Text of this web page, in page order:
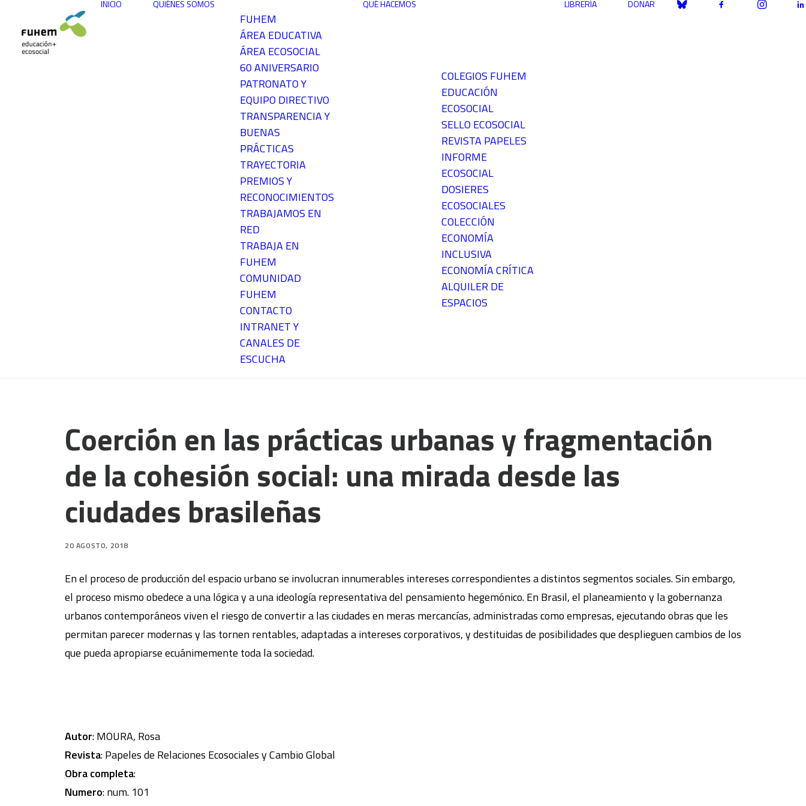
INICIO QUIÉNES SOMOS
FUHEM
ÁREA EDUCATIVA
ÁREA ECOSOCIAL
60 ANIVERSARIO
PATRONATO Y
EQUIPO DIRECTIVO
TRANSPARENCIA Y
BUENAS
PRÁCTICAS
TRAYECTORIA
PREMIOS Y
RECONOCIMIENTOS
TRABAJAMOS EN
RED
TRABAJA EN
FUHEM
COMUNIDAD
FUHEM
CONTACTO
INTRANET Y
CANALES DE
ESCUCHA
QUÉ HACEMOS
COLEGIOS FUHEM
EDUCACIÓN
ECOSOCIAL
SELLO ECOSOCIAL
REVISTA PAPELES
INFORME
ECOSOCIAL
DOSIERES
ECOSOCIALES
COLECCIÓN
ECONOMÍA
INCLUSIVA
ECONOMÍA CRÍTICA
ALQUILER DE
ESPACIOS
LIBRERÍA DONAR
Coerción en las prácticas urbanas y fragmentación
de la cohesión social: una mirada desde las
ciudades brasileñas
20 AGOSTO, 2018
En el proceso de producción del espacio urbano se involucran innumerables intereses correspondientes a distintos segmentos sociales. Sin embargo,
el proceso mismo obedece a una lógica y a una ideología representativa del pensamiento hegemónico. En Brasil, el planeamiento y la gobernanza
urbanos contemporáneos viven el riesgo de convertir a las ciudades en meras mercancías, administradas como empresas, ejecutando obras que les
permitan parecer modernas y las tornen rentables, adaptadas a intereses corporativos, y destituidas de posibilidades que desplieguen cambios de los
que pueda apropiarse ecuánimemente toda la sociedad.
Autor: MOURA, Rosa
Revista: Papeles de Relaciones Ecosociales y Cambio Global
Obra completa:
Numero: num. 101